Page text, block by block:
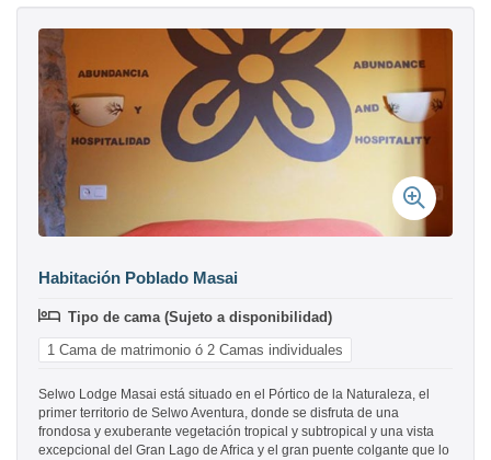
Habitación Poblado Masai
Tipo de cama (Sujeto a disponibilidad)
1 Cama de matrimonio ó 2 Camas individuales
Selwo Lodge Masai está situado en el Pórtico de la Naturaleza, el
primer territorio de Selwo Aventura, donde se disfruta de una
frondosa y exuberante vegetación tropical y subtropical y una vista
excepcional del Gran Lago de Africa y el gran puente colgante que lo